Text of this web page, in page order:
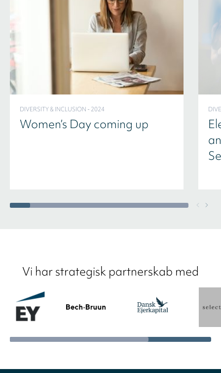
DIVERSITY & INCLUSION - 2024
Women’s Day coming up
Vi har strategisk partnerskab med